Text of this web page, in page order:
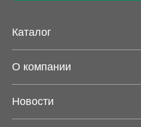
Каталог
О компании
Новости